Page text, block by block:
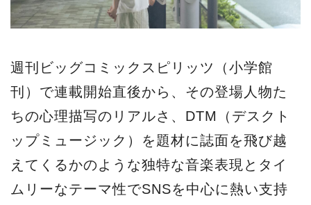
週刊ビッグコミックスピリッツ（小学館
刊）で連載開始直後から、その登場人物た
ちの心理描写のリアルさ、DTM（デスクト
ップミュージック）を題材に誌面を飛び越
えてくるかのような独特な音楽表現とタイ
ムリーなテーマ性でSNSを中心に熱い支持